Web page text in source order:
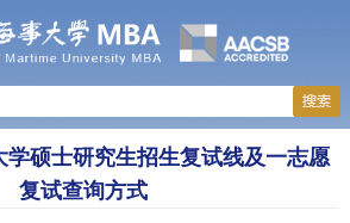
学硕士研究生招生复试线及一志愿
复试查询方式